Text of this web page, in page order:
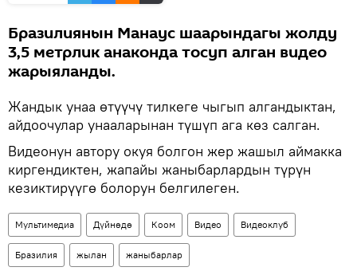
Бразилиянын Манаус шаарындагы жолду
3,5 метрлик анаконда тосуп алган видео
жарыяланды.
Жандык унаа өтүүчү тилкеге чыгып алгандыктан,
айдоочулар унааларынан түшүп ага көз салган.
Видеонун автору окуя болгон жер жашыл аймакка
киргендиктен, жапайы жаныбарлардын түрүн
кезиктирүүгө болорун белгилеген.
Мультимедиа Дүйнөдө Коом Видео Видеоклуб
Бразилия жылан жаныбарлар